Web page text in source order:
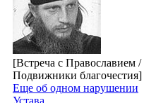
[Встреча с Православием /
Подвижники благочестия]
Еще об одном нарушении
Устава,